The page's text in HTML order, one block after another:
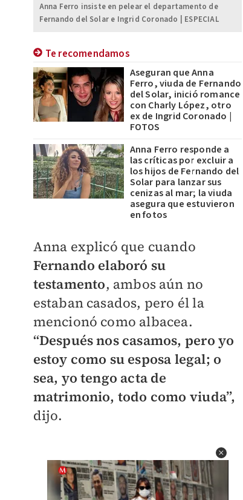
Anna Ferro insiste en pelear el departamento de
Fernando del Solar e Ingrid Coronado | ESPECIAL
Te recomendamos
Aseguran que Anna
Ferro, viuda de Fernando
del Solar, inició romance
con Charly López, otro
ex de Ingrid Coronado |
FOTOS
Anna Ferro responde a
las críticas por excluir a
los hijos de Fernando del
Solar para lanzar sus
cenizas al mar; la viuda
asegura que estuvieron
en fotos
Anna explicó que cuando
Fernando elaboró su
testamento, ambos aún no
estaban casados, pero él la
mencionó como albacea.
“Después nos casamos, pero yo
estoy como su esposa legal; o
sea, yo tengo acta de
matrimonio, todo como viuda”,
dijo.